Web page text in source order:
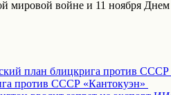
мировой войне и 11 ноября
план блицкрига против СССР